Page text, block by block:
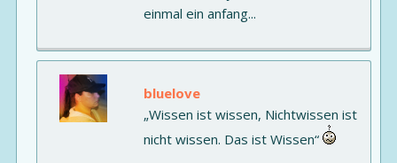
einmal ein anfang...
bluelove
„Wissen ist wissen, Nichtwissen ist
nicht wissen. Das ist Wissen“